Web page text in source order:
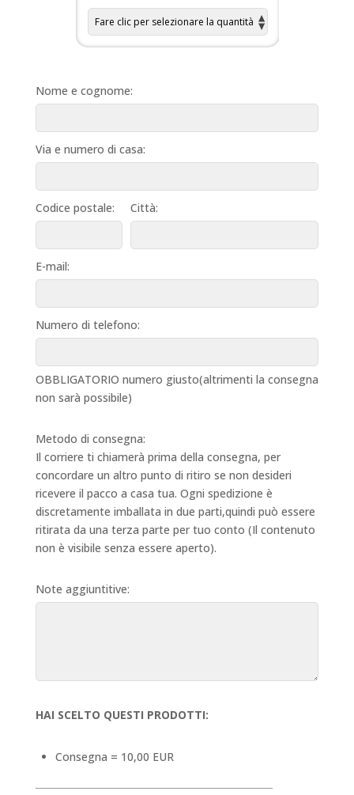
Nome e cognome:
Via e numero di casa:
Codice postale: Città:
E-mail:
Numero di telefono:
OBBLIGATORIO numero giusto(altrimenti la consegna
non sarà possibile)
Metodo di consegna:
Il corriere ti chiamerà prima della consegna, per
concordare un altro punto di ritiro se non desideri
ricevere il pacco a casa tua. Ogni spedizione è
discretamente imballata in due parti,quindi può essere
ritirata da una terza parte per tuo conto (Il contenuto
non è visibile senza essere aperto).
Note aggiuntitive:
HAI SCELTO QUESTI PRODOTTI:
Consegna = 10,00 EUR